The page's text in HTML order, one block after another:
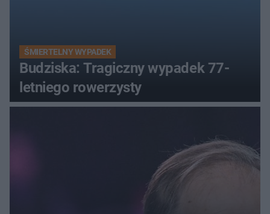
ŚMIERTELNY WYPADEK
Budziska: Tragiczny wypadek 77-
letniego rowerzysty